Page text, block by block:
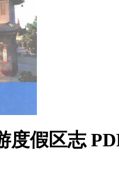
度假区志